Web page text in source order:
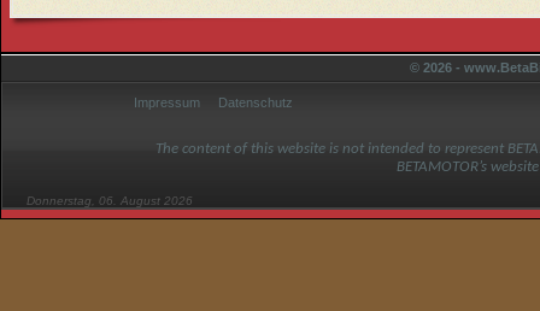
© 2026 -
Impressum Datenschutz
The content of this website is not intended to represent
BETAMOTOR’s
Donnerstag, 06. August 2026